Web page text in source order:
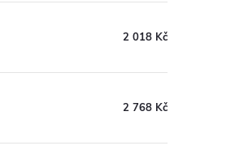
2 018 Kč
2 768 Kč